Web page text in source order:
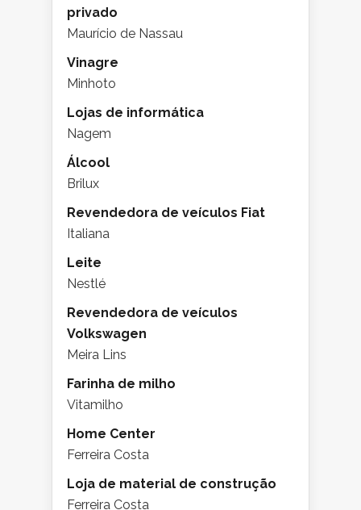
privado
Maurício de Nassau
Vinagre
Minhoto
Lojas de informática
Nagem
Álcool
Brilux
Revendedora de veículos Fiat
Italiana
Leite
Nestlé
Revendedora de veículos
Volkswagen
Meira Lins
Farinha de milho
Vitamilho
Home Center
Ferreira Costa
Loja de material de construção
Ferreira Costa